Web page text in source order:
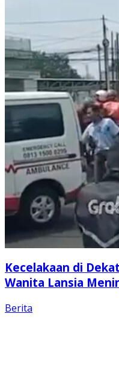
Kecelakaan di
Wanita Lansia
Berita